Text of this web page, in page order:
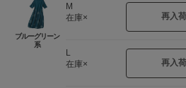
ブルーグリーン
系
M
在庫×
再入
L
在庫×
再入